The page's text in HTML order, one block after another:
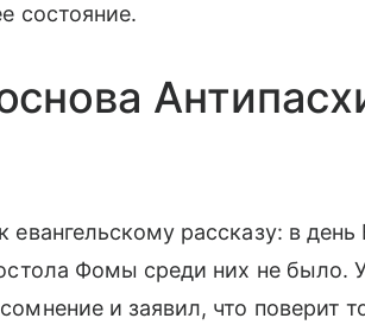
состояние.
рассказу: в
Фомы среди них не было.
и заявил, что поверит